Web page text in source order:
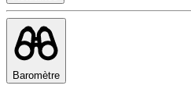
Baromètre